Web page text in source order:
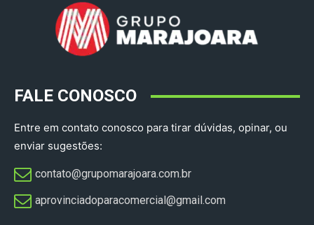
FALE CONOSCO
Entre em contato conosco para tirar dúvidas, opinar, ou
enviar sugestões:
contato@grupomarajoara.com.br
aprovinciadoparacomercial@gmail.com​